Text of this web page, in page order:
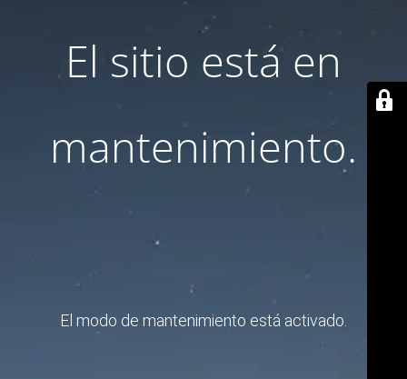
El sitio está en
mantenimiento.
El modo de mantenimiento está activado.